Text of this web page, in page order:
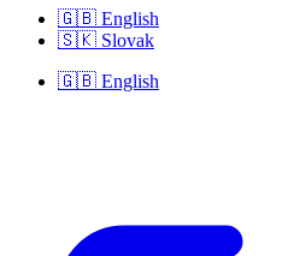
🇬🇧 English
🇸🇰 Slovak
🇬🇧 English